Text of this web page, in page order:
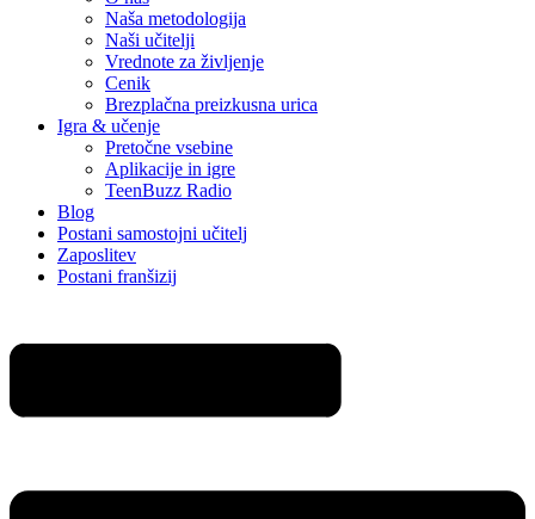
Naša metodologija​
Naši učitelji
Vrednote za življenje
Cenik
Brezplačna preizkusna urica
Igra & učenje
Pretočne vsebine
Aplikacije in igre
TeenBuzz Radio
Blog
Postani samostojni učitelj
Zaposlitev
Postani franšizij